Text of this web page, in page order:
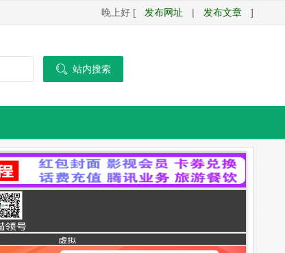
晚上好 [ 发布网址 | 发布文章 ]
 站内搜索